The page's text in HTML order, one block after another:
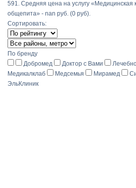
591. Средняя цена на услугу «Медицинская
общепита» - nan руб. (0 руб).
Сортировать:
По бренду
Добромед
Доктор с Вами
Медикалклаб
Медсемья Мирамед
ЭльКлиник